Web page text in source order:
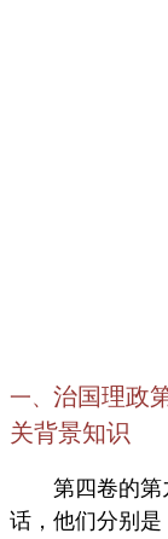
一、 治国理政
关背景知识
第四卷的
话，他们分别